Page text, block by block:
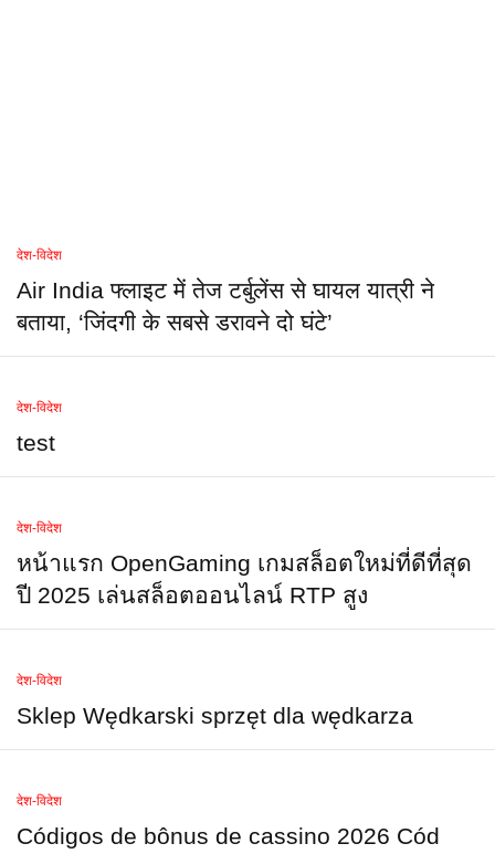
देश-विदेश
Air India फ्लाइट में तेज टर्बुलेंस से घायल यात्री ने
बताया, ‘जिंदगी के सबसे डरावने दो घंटे’
देश-विदेश
test
देश-विदेश
หน้าแรก OpenGaming เกมสล็อตใหม่ที่ดีที่สุด
ปี 2025 เล่นสล็อตออนไลน์ RTP สูง
देश-विदेश
Sklep Wędkarski sprzęt dla wędkarza
देश-विदेश
Códigos de bônus de cassino 2026 Cód